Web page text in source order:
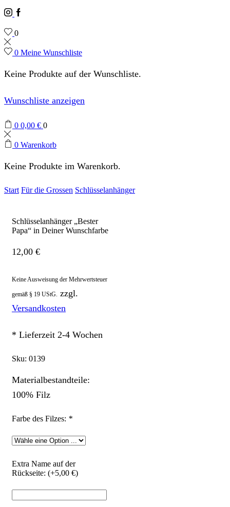
Instagram
Facebook
0
0 Meine Wunschliste
Keine Produkte auf der Wunschliste.
Wunschliste anzeigen
0 0,00 € 0
0 Warenkorb
Keine Produkte im Warenkorb.
Start Für die Grossen Schlüsselanhänger
Schlüsselanhänger „Bester
Papa“ in Deiner Wunschfarbe
12,00 €
Keine Ausweisung der Mehrwertsteuer
gemäß § 19 UStG. zzgl.
Versandkosten
* Lieferzeit 2-4 Wochen
Sku: 0139
Materialbestandteile:
100% Filz
Farbe des Filzes: *
Extra Name auf der
Rückseite: (+5,00 €)